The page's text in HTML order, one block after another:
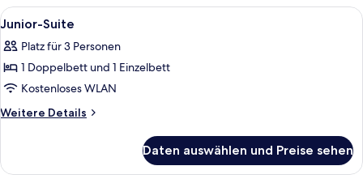
Alle
Fotos
für
Junior-
Suite
anzeigen
Ein Hotelzimmer mit einem großen
9
Junior-Suite
Platz für 3 Personen
1 Doppelbett und 1 Einzelbett
Kostenloses WLAN
Weitere Details
Weitere
Suite
Daten auswählen und Preise sehen